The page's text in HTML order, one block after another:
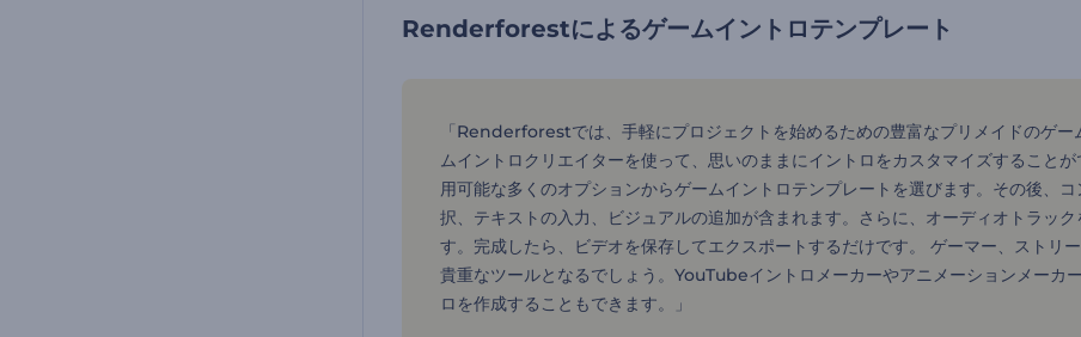
Renderforestによるゲームイントロテンプレート
「Renderforestでは、手軽にプロジェクトを始めるための豊富なプリメイドのゲ
ムイントロクリエイターを使って、思いのままにイントロをカスタマイズすること
用可能な多くのオプションからゲームイントロテンプレートを選びます。その後、
択、テキストの入力、ビジュアルの追加が含まれます。さらに、オーディオトラッ
す。完成したら、ビデオを保存してエクスポートするだけです。 ゲーマー、スト
貴重なツールとなるでしょう。YouTubeイントロメーカーやアニメーションメーカ
ロを作成することもできます。」